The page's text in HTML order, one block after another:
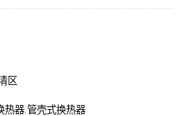
区
热器.管壳式换热器